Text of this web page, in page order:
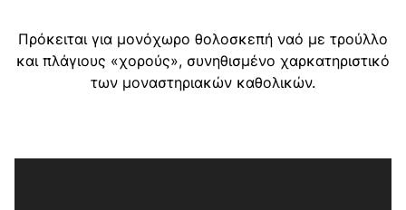
Πρόκειται για μονόχωρο θολοσκεπή ναό με τρούλλο
και πλάγιους «χορούς», συνηθισμένο χαρκατηριστικό
των μοναστηριακών καθολικών.